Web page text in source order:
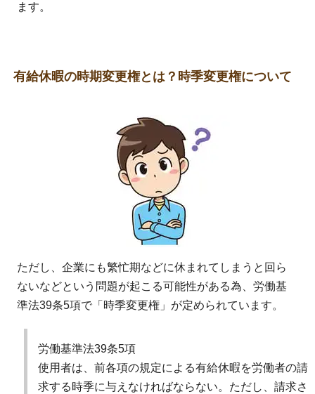
ます。
有給休暇の時期変更権とは？時季変更権について
ただし、企業にも繁忙期などに休まれてしまうと回ら
ないなどという問題が起こる可能性がある為、労働基
準法39条5項で「時季変更権」が定められています。
労働基準法39条5項
使用者は、前各項の規定による有給休暇を労働者の請
求する時季に与えなければならない。ただし、請求さ